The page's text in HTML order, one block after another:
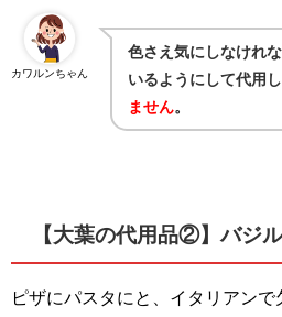
カワルンちゃん
色さえ気にしなけれ
いるようにして代用
ません
【大葉の代用品②】バジ
ピザにパスタにと、イタリアン